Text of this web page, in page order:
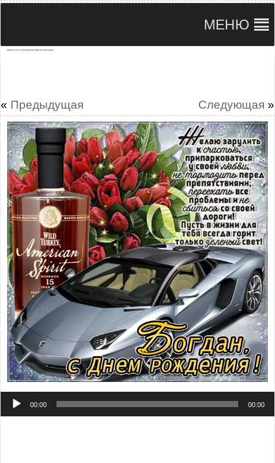
МЕНЮ
« Предыдущая Следующая »
Аудиоплеер
00:00 00:00